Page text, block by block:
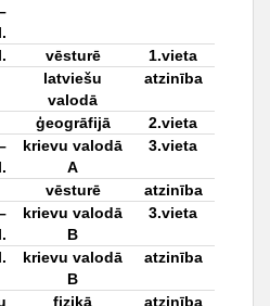
vēsturē
1.vieta
latviešu
valodā
atzinība
ģeogrāfijā
2.vieta
krievu valodā
A
3.vieta
vēsturē
atzinība
krievu valodā
B
3.vieta
krievu valodā
B
atzinība
fizikā atzinība